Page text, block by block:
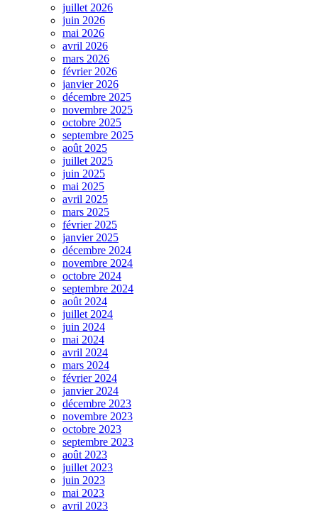
juillet 2026
juin 2026
mai 2026
avril 2026
mars 2026
février 2026
janvier 2026
décembre 2025
novembre 2025
octobre 2025
septembre 2025
août 2025
juillet 2025
juin 2025
mai 2025
avril 2025
mars 2025
février 2025
janvier 2025
décembre 2024
novembre 2024
octobre 2024
septembre 2024
août 2024
juillet 2024
juin 2024
mai 2024
avril 2024
mars 2024
février 2024
janvier 2024
décembre 2023
novembre 2023
octobre 2023
septembre 2023
août 2023
juillet 2023
juin 2023
mai 2023
avril 2023